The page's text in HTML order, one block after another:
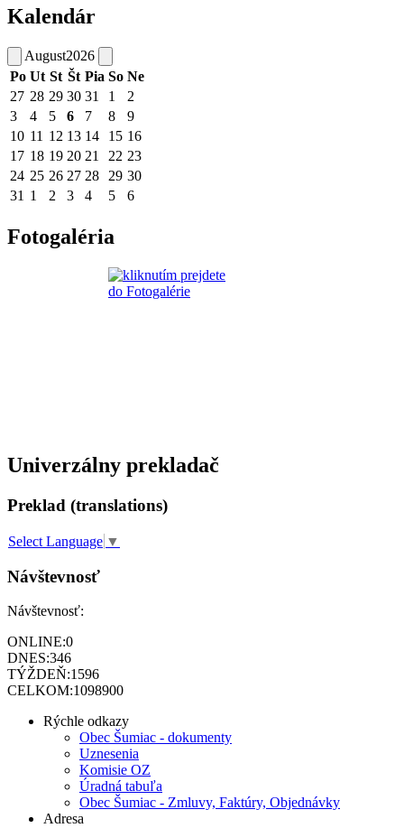
Kalendár
August2026
Po Ut St Št Pia So Ne
27 28 29 30 31 1
2
3
4 5 6 7 8
9
10 11 12 13 14 15 16
17 18 19 20 21 22 23
24 25 26 27 28 29 30
31 1 2 3 4 5 6
Fotogaléria
Univerzálny prekladač
Preklad (translations)
Select Language ▼
Návštevnosť
Návštevnosť:
ONLINE:0
DNES:346
TÝŽDEŇ:1596
CELKOM:1098900
Rýchle odkazy
Obec Šumiac - dokumenty
Uznesenia
Komisie OZ
Úradná tabuľa
Obec Šumiac - Zmluvy, Faktúry, Objednávky
Adresa